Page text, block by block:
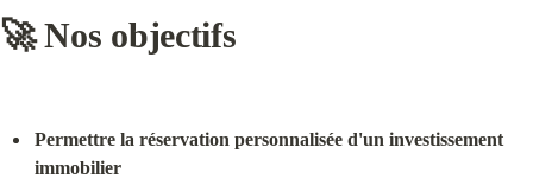
🚀 Nos objectifs
Permettre la réservation personnalisée d'un investissement
immobilier